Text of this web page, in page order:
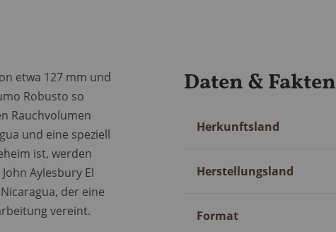
etwa 127 mm und
Robusto so
Rauchvolumen
und eine speziell
ist, werden
Aylesbury El
der eine
vereint.
Daten & Fakten
Mehr
Herkunftsland
Herstellungsland
Format